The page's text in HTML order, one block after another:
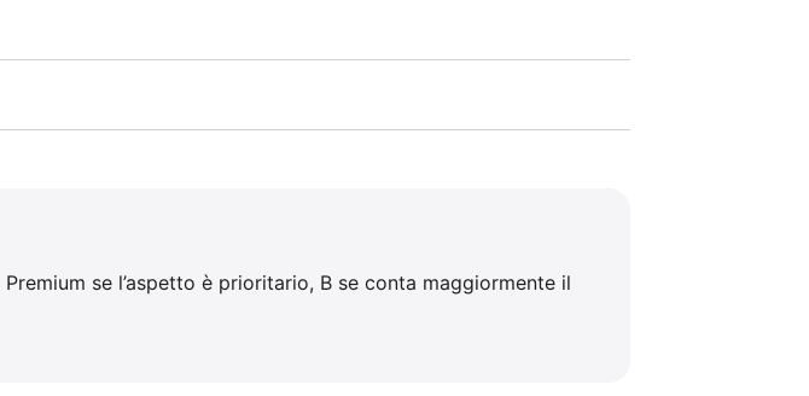
Premium se l’aspetto è prioritario, B se conta maggiormente il